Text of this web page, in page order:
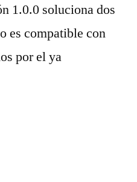
1.0.0 soluciona dos
es compatible con
por el ya